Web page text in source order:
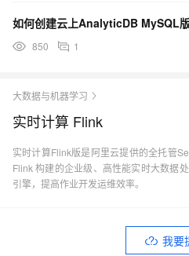
如何创建云上AnalyticDB MySQL版
850 1
大数据与机器学习
实时计算 Flink
实时计算Flink版是阿里云提供的全托管
Flink 构建的企业级、高性能实时大数据
引擎，提高作业开发运维效率。
我要